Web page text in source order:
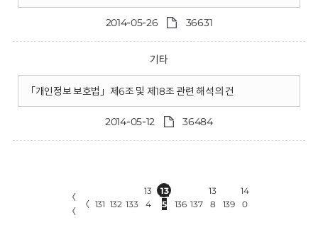
2014-05-26 36631
기타
「개인정보 보호법」제6조 및 제18조 관련 해석의 건
2014-05-12 36484
〈
〈
〈 131 132 133
13
4
13
5
136 137
13
8
139
14
0